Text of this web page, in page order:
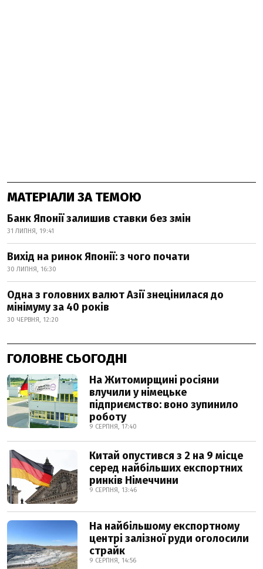
МАТЕРІАЛИ ЗА ТЕМОЮ
Банк Японії залишив ставки без змін
31 ЛИПНЯ, 19:41
Вихід на ринок Японії: з чого почати
30 ЛИПНЯ, 16:30
Одна з головних валют Азії знецінилася до
мінімуму за 40 років
30 ЧЕРВНЯ, 12:20
ГОЛОВНЕ СЬОГОДНІ
На Житомирщині росіяни
влучили у німецьке
підприємство: воно зупинило
роботу
9 СЕРПНЯ, 17:40
Китай опустився з 2 на 9 місце
серед найбільших експортних
ринків Німеччини
9 СЕРПНЯ, 13:46
На найбільшому експортному
центрі залізної руди оголосили
страйк
9 СЕРПНЯ, 14:56